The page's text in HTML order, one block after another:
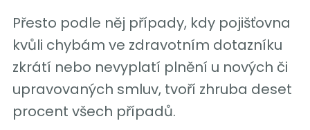
Přesto podle něj případy, kdy pojišťovna
kvůli chybám ve zdravotním dotazníku
zkrátí nebo nevyplatí plnění u nových či
upravovaných smluv, tvoří zhruba deset
procent všech případů.